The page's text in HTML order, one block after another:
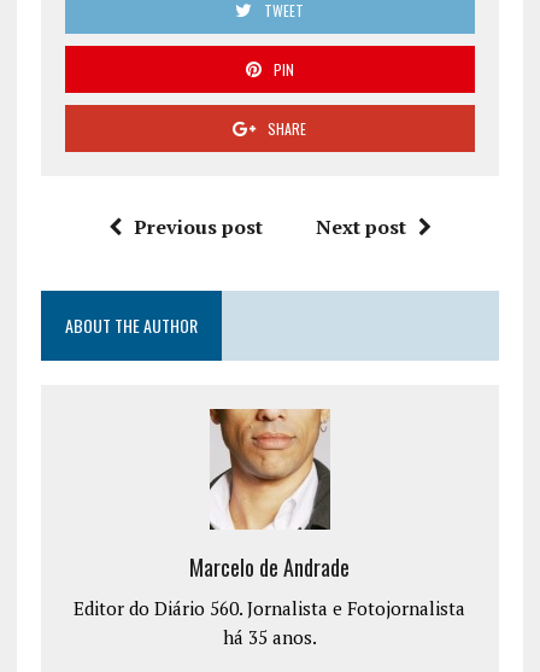
TWEET
PIN
SHARE
Previous post Next post
ABOUT THE AUTHOR
Marcelo de Andrade
Editor do Diário 560. Jornalista e Fotojornalista
há 35 anos.